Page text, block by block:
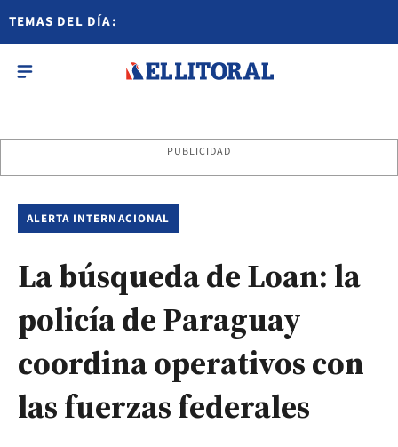
TEMAS DEL DÍA:
PUBLICIDAD
ALERTA INTERNACIONAL
La búsqueda de Loan: la
policía de Paraguay
coordina operativos con
las fuerzas federales